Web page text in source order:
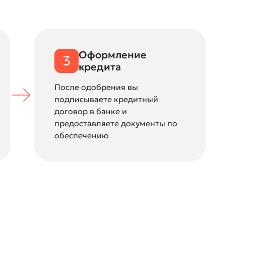
3
Оформление
кредита
После одобрения вы
подписываете кредитный
договор в банке и
предоставляете документы по
обеспечению